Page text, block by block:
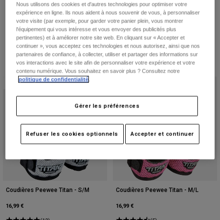
Explorer VTT
Product Help
Guide équipements VTT
Guide d'entretien d'un casque
Explorer Moto
Product Help
Guide équipements MOTO
Guide d'entretien d'un casque
Guide d'entretien des bottes
T-shirts
Sweats et Pulls
Voir tout
Accessoires
Chapeaux et Casquettes
Sacs et sacs à dos
Chaussettes
Autres accessoires
Voir tout
Vestes
Chaussettes
Voir tout
Vêtements Casual
Tops
Vestes
Pantalons
Shorts
Short-de-Bain
Voir tout
(2)
(1)
Meilleure vente
Coudières Peewee Titan - S/M
16,99 €
Coudières Peewee Titan - M/L
16,99 €
Nous utilisons des cookies et d'autres technologies pour optimiser votre
expérience en ligne. Ils nous aident à nous souvenir de vous, à personnaliser
votre visite (par exemple, pour garder votre panier plein, vous montrer
l'équipement qui vous intéresse et vous envoyer des publicités plus
pertinentes) et à améliorer notre site web. En cliquant sur « Accepter et
continuer », vous acceptez ces technologies et nous autorisez, ainsi que nos
partenaires de confiance, à collecter, utiliser et partager des informations sur
vos interactions avec le site afin de personnaliser votre expérience et votre
contenu numérique. Vous souhaitez en savoir plus ? Consultez notre
politique de confidentialité
Gérer les préférences
Refuser les cookies optionnels Accepter et continuer